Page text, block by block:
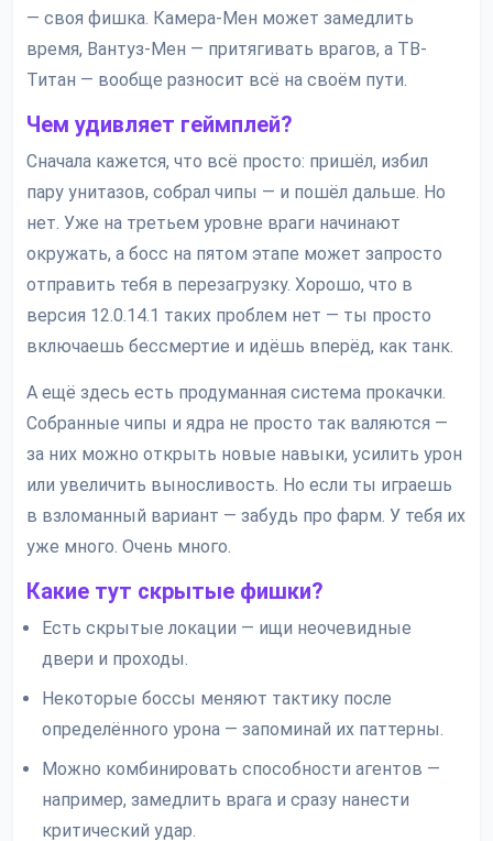
— своя фишка. Камера-Мен может замедлить
время, Вантуз-Мен — притягивать врагов, а ТВ-
Титан — вообще разносит всё на своём пути.
Чем удивляет геймплей?
Сначала кажется, что всё просто: пришёл, избил
пару унитазов, собрал чипы — и пошёл дальше. Но
нет. Уже на третьем уровне враги начинают
окружать, а босс на пятом этапе может запросто
отправить тебя в перезагрузку. Хорошо, что в
версия 12.0.14.1 таких проблем нет — ты просто
включаешь бессмертие и идёшь вперёд, как танк.
А ещё здесь есть продуманная система прокачки.
Собранные чипы и ядра не просто так валяются —
за них можно открыть новые навыки, усилить урон
или увеличить выносливость. Но если ты играешь
в взломанный вариант — забудь про фарм. У тебя их
уже много. Очень много.
Какие тут скрытые фишки?
Есть скрытые локации — ищи неочевидные
двери и проходы.
Некоторые боссы меняют тактику после
определённого урона — запоминай их паттерны.
Можно комбинировать способности агентов —
например, замедлить врага и сразу нанести
критический удар.